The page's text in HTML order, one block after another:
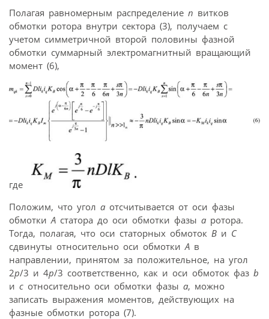
Полагая равномерным распределение n витков
обмотки ротора внутри сектора (3), получаем с
учетом симметричной второй половины фазной
обмотки суммарный электромагнитный вращающий
момент (6),
где
Положим, что угол a отсчитывается от оси фазы
обмотки A статора до оси обмотки фазы a ротора.
Тогда, полагая, что оси статорных обмоток B и C
сдвинуты относительно оси обмотки A в
направлении, принятом за положительное, на угол
2p/3 и 4p/3 соответственно, как и оси обмоток фаз b
и c относительно оси обмотки фазы a, можно
записать выражения моментов, действующих на
фазные обмотки ротора (7).